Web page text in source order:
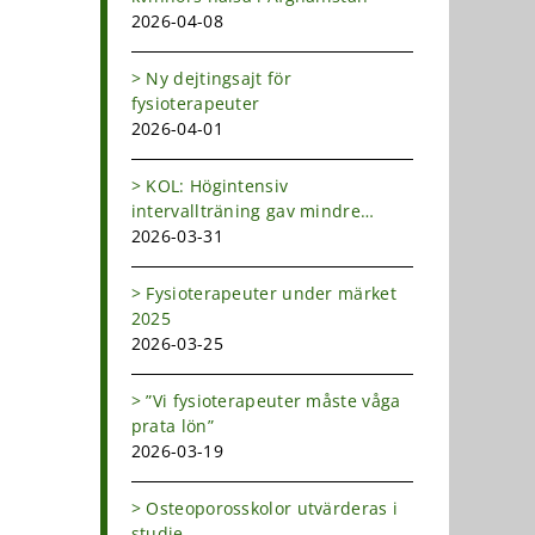
2026-04-08
Ny dejtingsajt för
fysioterapeuter
2026-04-01
KOL: Högintensiv
intervallträning gav mindre
andfåddhet
2026-03-31
Fysioterapeuter under märket
2025
2026-03-25
”Vi fysioterapeuter måste våga
prata lön”
2026-03-19
Osteoporosskolor utvärderas i